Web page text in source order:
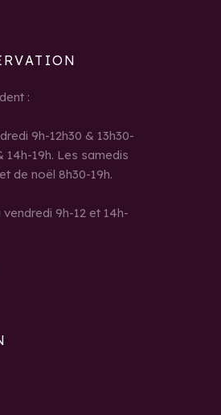
:
9h-12h30 & 13h30-
14h-19h. Les samedis
de noël 8h30-19h.
9h-12 et 14h-